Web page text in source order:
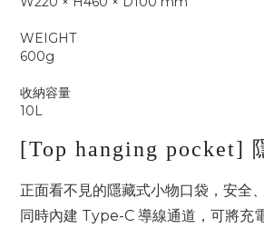
WEIGHT
600g
收納容量
10L
[Top hanging pocket]
正面看不見的隱藏式小物口袋，安全
同時內建 Type-C 導線通道，可將充